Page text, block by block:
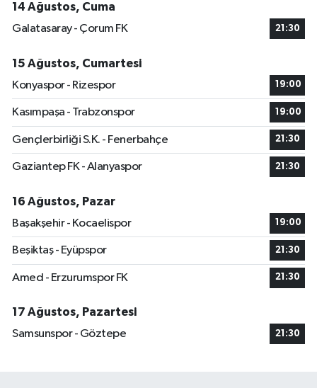
14 Ağustos, Cuma
Galatasaray - Çorum FK
21:30
15 Ağustos, Cumartesi
Konyaspor - Rizespor
19:00
Kasımpaşa - Trabzonspor 19:00
Gençlerbirliği S.K. - Fenerbahçe 21:30
Gaziantep FK - Alanyaspor 21:30
16 Ağustos, Pazar
Başakşehir - Kocaelispor
19:00
Beşiktaş - Eyüpspor 21:30
Amed - Erzurumspor FK 21:30
17 Ağustos, Pazartesi
Samsunspor - Göztepe
21:30